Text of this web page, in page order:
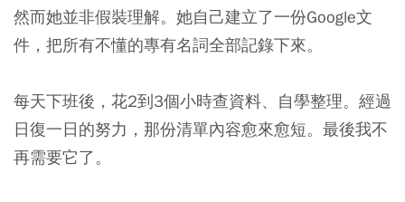
然而她並非假裝理解。她自己建立了一份Google文
件，把所有不懂的專有名詞全部記錄下來。
每天下班後，花2到3個小時查資料、自學整理。經過
日復一日的努力，那份清單內容愈來愈短。最後我不
再需要它了。